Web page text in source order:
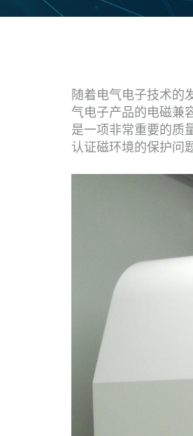
随着电气电子技术的
气电子产品的电磁兼
是一项非常重要的质
认证磁环境的保护问